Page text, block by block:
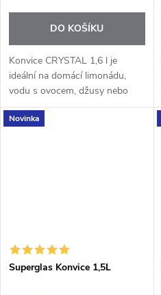
DO KOŠÍKU
Konvice CRYSTAL 1,6 l je
ideální na domácí limonádu,
vodu s ovocem, džusy nebo
osvěžující letní nápoje. Díky
většímu objemu pohodlně
Novinka
Superglas Konvice 1,5L